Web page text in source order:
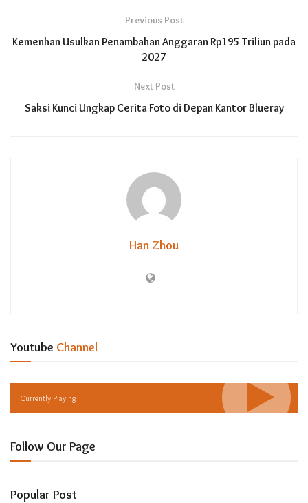
Previous Post
Kemenhan Usulkan Penambahan Anggaran Rp195 Triliun pada
2027
Next Post
Saksi Kunci Ungkap Cerita Foto di Depan Kantor Blueray
Han Zhou
Youtube Channel
Currently Playing
Follow Our Page
Popular Post